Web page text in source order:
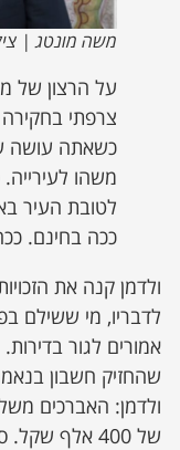
משה מונטג |
על הרצון של
צרפתי
כשאתה עושה
משהו
לטובת העיר
ככה בחינם.
לדבריו, מי ששילם
אמורים לגור
שהחזיק חשבון
ולדמן: האברכים
של 400 אלף